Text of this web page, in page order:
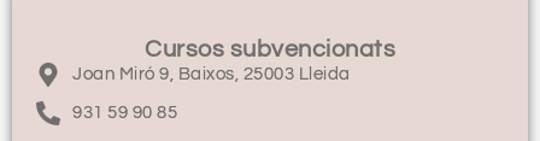
Cursos subvencionats
Joan Miró 9, Baixos, 25003 Lleida
931 59 90 85